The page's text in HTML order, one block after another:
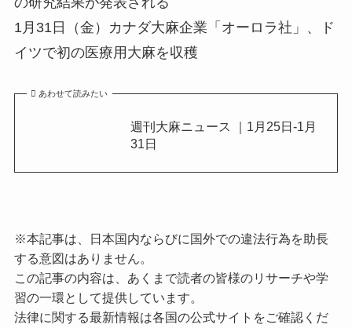
1月31日（金）カナダ大麻企業「オーロラ社」、ド
イツで初の医療用大麻を収穫
あわせて読みたい
週刊大麻ニュース ｜1月25日-1月
31日
※本記事は、日本国内ならびに国外での違法行為を助長
する意図はありません。
この記事の内容は、あくまで読者の皆様のリサーチや学
習の一環として提供しています。
法律に関する最新情報は各国の公式サイトをご確認くだ